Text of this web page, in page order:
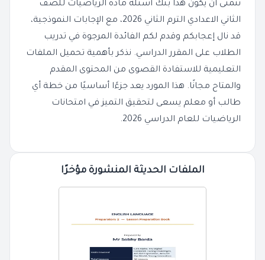
نتمنى أن يكون هذا بنك أسئلة مادة الرياضيات للصف
الثاني الاعدادي الترم الثاني 2026، مع الإجابات النموذجية،
قد نال إعجابكم وقدم لكم الفائدة المرجوة في تدريب
الطلاب على المقرر الدراسي. نذكر بأهمية تحميل الملفات
التعليمية للاستفادة القصوى من المحتوى المقدم
والمتاح مجانًا. هذا المورد يعد جزءًا أساسيًا من خطة أي
طالب أو معلم يسعى لتحقيق التميز في امتحانات
الرياضيات للعام الدراسي 2026.
الملفات الحديثة المنشورة مؤخرًا